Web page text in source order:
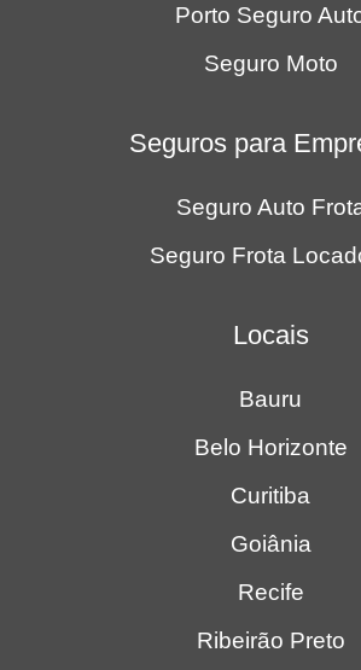
Porto Seguro
Seguro Moto
Seguros para
Seguro Auto
Seguro Frota
Locais
Bauru
Belo Horizonte
Curitiba
Goiânia
Recife
Ribeirão Preto